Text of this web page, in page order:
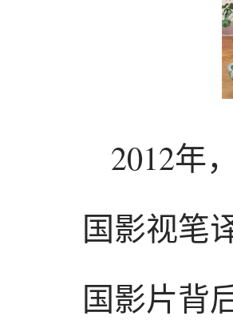
2012年
国影视笔
国影片背